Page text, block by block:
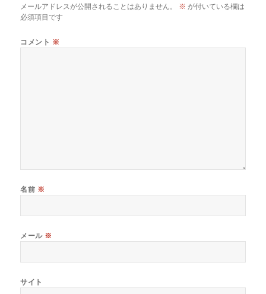
メールアドレスが公開されることはありません。 ※ が付いている欄は
必須項目です
コメント ※
名前 ※
メール ※
サイト